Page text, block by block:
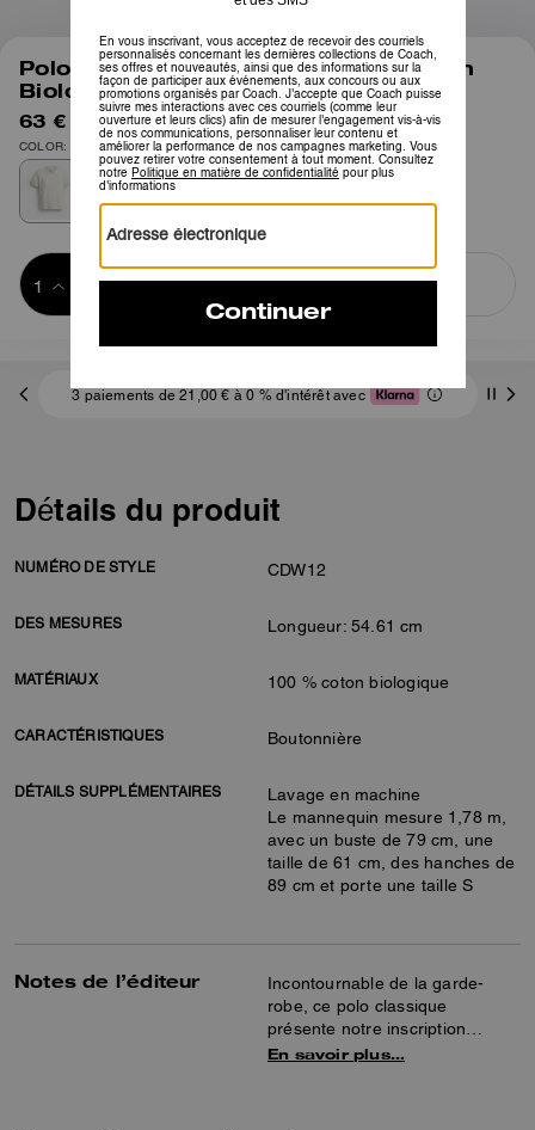
1/4
Polo Shrunken Coach Script En Coton
Biologique
63 € 125 €
COLOR: Crème
Ajouter au
3 paiements de 21,00 € à 0 % d'intérêt avec
Détails du produit
NUMÉRO DE STYLE CDW12
DES MESURES Longueur: 54.61 cm
MATÉRIAUX 100 % coton biologique
CARACTÉRISTIQUES Boutonnière
DÉTAILS SUPPLÉMENTAIRES
Lavage en machine
Le mannequin mesure 1,78 m,
avec un buste de 79 cm, une
taille de 61 cm, des hanches de
89 cm et porte une taille S
Notes de l’éditeur
Incontournable de la garde-
robe, ce polo classique
présente notre inscription
Coach manuscrite brodée ton
En savoir plus…